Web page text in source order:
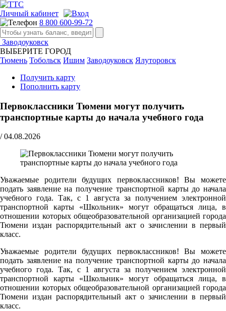
Личный кабинет
8 800 600-99-72
Заводоуковск
ВЫБЕРИТЕ ГОРОД
Тюмень Тобольск Ишим Заводоуковск Ялуторовск
Получить карту
Пополнить карту
Первоклассники Тюмени могут получить
транспортные карты до начала учебного года
/ 04.08.2026
Уважаемые родители будущих первоклассников! Вы можете
подать заявление на получение транспортной карты до начала
учебного года. Так, с 1 августа за получением электронной
транспортной карты «Школьник» могут обращаться лица, в
отношении которых общеобразовательной организацией города
Тюмени издан распорядительный акт о зачислении в первый
класс.
Уважаемые родители будущих первоклассников! Вы можете
подать заявление на получение транспортной карты до начала
учебного года. Так, с 1 августа за получением электронной
транспортной карты «Школьник» могут обращаться лица, в
отношении которых общеобразовательной организацией города
Тюмени издан распорядительный акт о зачислении в первый
класс.